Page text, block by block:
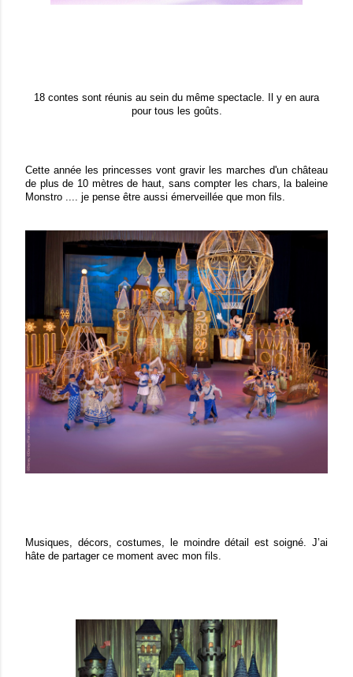
18 contes sont réunis au sein du même spectacle. Il y en aura
pour tous les goûts.
Cette année les princesses vont gravir les marches d'un château
de plus de 10 mètres de haut, sans compter les chars, la baleine
Monstro .... je pense être aussi émerveillée que mon fils.
Musiques, décors, costumes, le moindre détail est soigné. J’ai
hâte de partager ce moment avec mon fils.